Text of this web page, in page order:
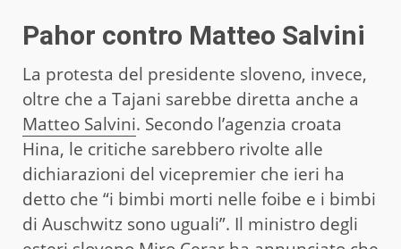
Pahor contro Matteo Salvini
La protesta del presidente sloveno, invece,
oltre che a Tajani sarebbe diretta anche a
Matteo Salvini. Secondo l’agenzia croata
Hina, le critiche sarebbero rivolte alle
dichiarazioni del vicepremier che ieri ha
detto che “i bimbi morti nelle foibe e i bimbi
di Auschwitz sono uguali”. Il ministro degli